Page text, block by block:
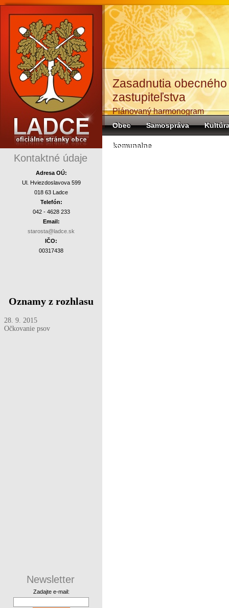
Kontaktné údaje
Adresa OÚ:
Ul. Hviezdoslavova 599
018 63 Ladce
Telefón:
042 - 4628 233
Email:
starosta@ladce.sk
IČO:
00317438
Oznamy z rozhlasu
28. 9. 2015
Očkovanie psov
Newsletter
Zadajte e-mail:
Zasadnutia obecného
zastupiteľstva
Plánovaný harmonogram
Obec Samospráva
komunalne